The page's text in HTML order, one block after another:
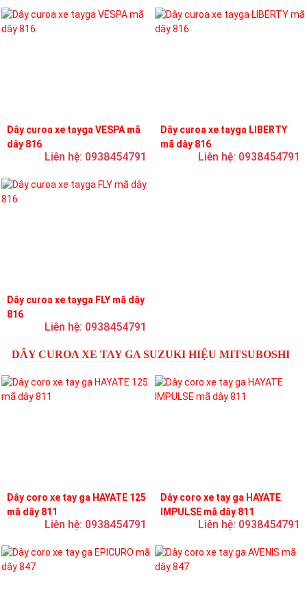
Dây curoa xe tayga VESPA mã
dây 816
Liên hệ: 0938454791
Dây curoa xe tayga LIBERTY
mã dây 816
Liên hệ: 0938454791
Dây curoa xe tayga FLY mã dây
816
Liên hệ: 0938454791
DÂY CUROA XE TAY GA SUZUKI HIỆU MITSUBOSHI
Dây coro xe tay ga HAYATE 125
mã dây 811
Liên hệ: 0938454791
Dây coro xe tay ga HAYATE
IMPULSE mã dây 811
Liên hệ: 0938454791